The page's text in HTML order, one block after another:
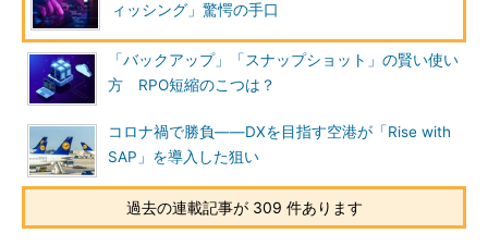
ィッシング」驚愕の手口
「バックアップ」「スナップショット」の賢い使い
方 RPO短縮のこつは？
コロナ禍で勝負――DXを目指す空港が「Rise with
SAP」を導入した狙い
過去の連載記事が 309 件あります